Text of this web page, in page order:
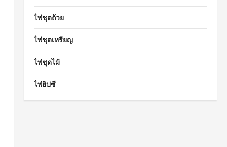
ไพ่ชุดถ้วย
ไพ่ชุดเหรียญ
ไพ่ชุดไม้
ไพ่ยิปซี